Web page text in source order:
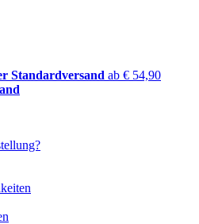
Standardversand ab € 54,90